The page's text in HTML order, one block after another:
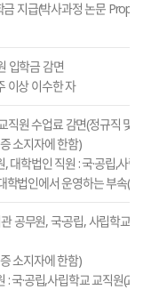
지급(박사과정 논문
입학금 감면
이상 이수한 자
직원 수업료 감면(정규직 및
소지자에 한함)
, 대학법인 직원 : 국·공립,사
학법인에서 운영하는 부속(
공무원, 국·공립, 사립학교
소지자에 한함)
: 국·공립,사립학교 교직원(교